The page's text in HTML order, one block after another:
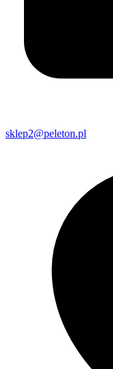
sklep2@peleton.pl